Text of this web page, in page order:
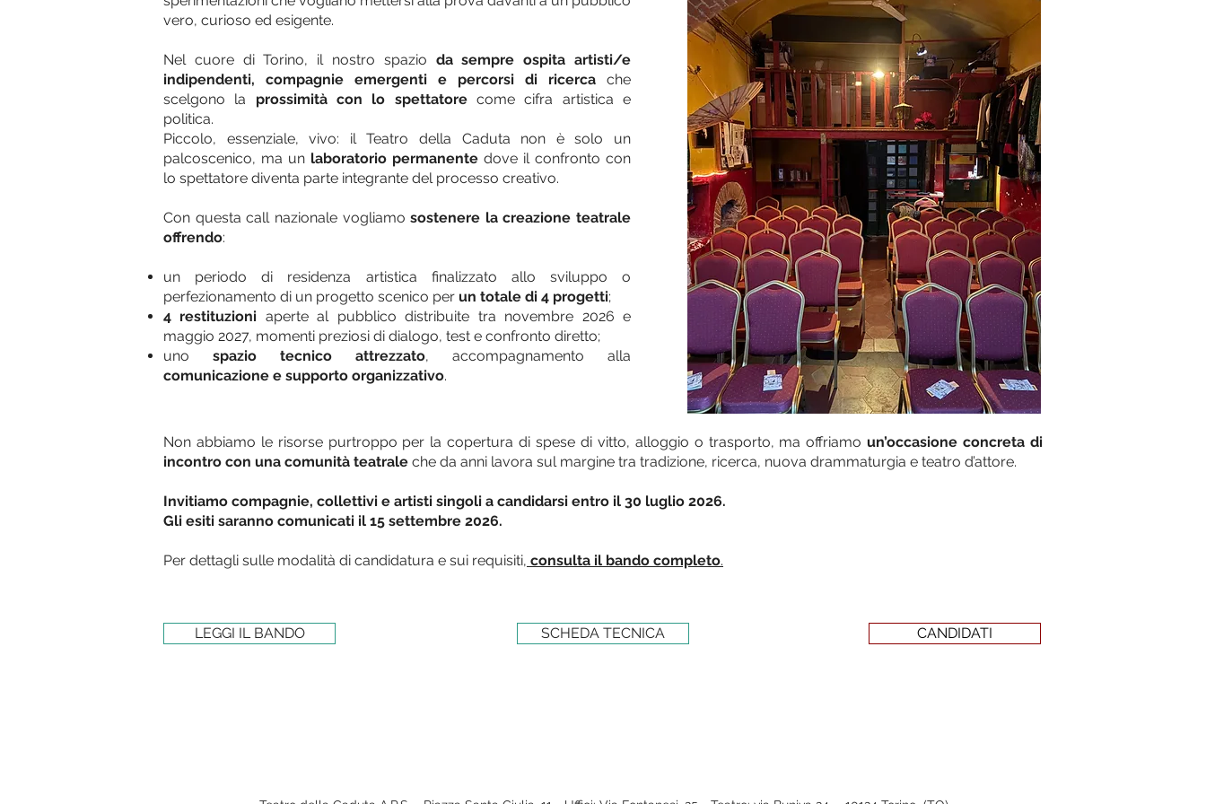
vero, curioso ed esigente.
Nel cuore di Torino, il nostro spazio da sempre ospita artisti/e
indipendenti, compagnie emergenti e percorsi di ricerca che
scelgono la prossimità con lo spettatorecome cifra artistica e
politica.
Piccolo, essenziale, vivo: il Teatro della Caduta non è solo un
palcoscenico, ma un laboratorio permanente dove il confronto con
lo spettatore diventa parte integrante del processo creativo.
Con questa call nazionale vogliamosostenere la creazione teatrale
offrendo:
un periodo di residenza artistica finalizzato allo sviluppo o
perfezionamento di un progetto scenico per un totale di 4 progetti;
4 restituzioni aperte al pubblico distribuite tra novembre 2026 e
maggio 2027, momenti preziosi di dialogo, test e confronto diretto;
uno spazio tecnico attrezzato, accompagnamento alla
comunicazione e supporto organizzativo.
Non abbiamo le risorse purtroppo per la copertura di spese di vitto, alloggio o trasporto, ma offriamoun’occasione concreta di
incontro con una comunità teatrale che da anni lavora sul margine tra tradizione, ricerca, nuova drammaturgia e teatro d’attore.
Invitiamo compagnie, collettivi e artisti singoli a candidarsi entro il 30 luglio 2026.
Gli esiti saranno comunicati il 15 settembre 2026.
Per dettagli sulle modalità di candidatura e sui requisiti, consulta il bando completo.
LEGGI IL BANDO SCHEDA TECNICA CANDIDATI